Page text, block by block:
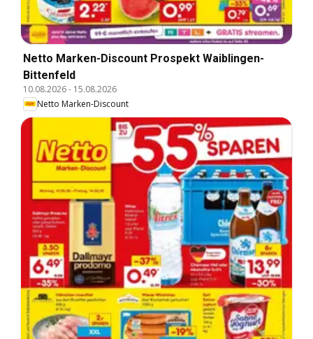
Netto Marken-Discount Prospekt Waiblingen-
Bittenfeld
10.08.2026- 15.08.2026
Netto Marken-Discount